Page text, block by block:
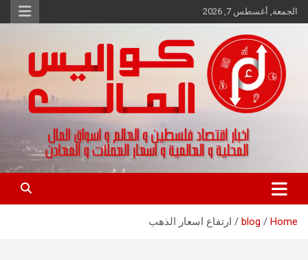
Skip
to
الجمعة, أغسطس 7, 2026
كواليس المال
اخبار اقتصاد فلسطين و العالم و تقارير اسواق المال و العملات
Home
blog ارتفاع اسعار الذهب